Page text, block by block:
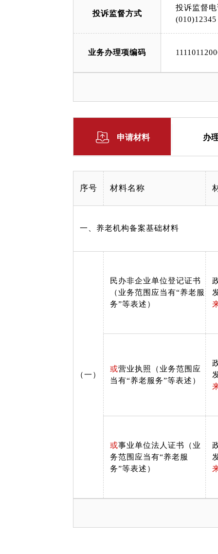
投诉监督方式
投诉监督
(010)12345
业务办理项编码
申请材料 办
序号 材料名称
一、养老机构备案基础材料
（一）
民办非企业单位登记证书
（业务范围应当有“养老服
务”等表述）
或营业执照（业务范围应
当有“养老服务”等表述）
或事业单位法人证书（业
务范围应当有“养老服
务”等表述）